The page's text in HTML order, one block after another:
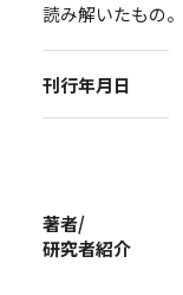
読み解いたもの。
刊行年月日
著者/
研究者紹介